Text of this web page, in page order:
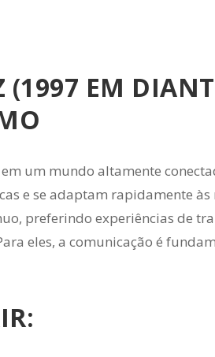
(1997 EM
em um mundo altamente
e se adaptam rapidamente
preferindo experiências de
eles, a comunicação é